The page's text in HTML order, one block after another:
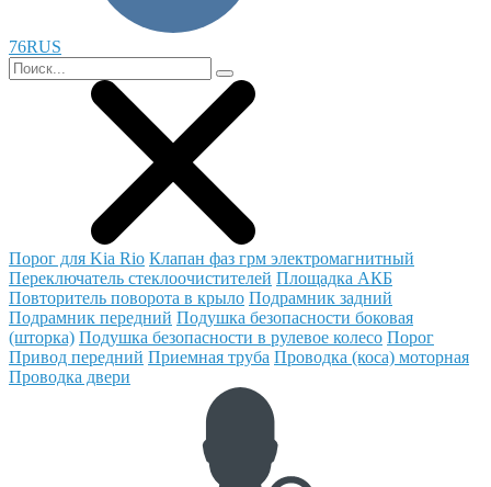
76RUS
Порог для Kia Rio Клапан фаз грм электромагнитный
Переключатель стеклоочистителей Площадка АКБ
Повторитель поворота в крыло Подрамник задний
Подрамник передний Подушка безопасности боковая
(шторка) Подушка безопасности в рулевое колесо Порог
Привод передний Приемная труба Проводка (коса) моторная
Проводка двери